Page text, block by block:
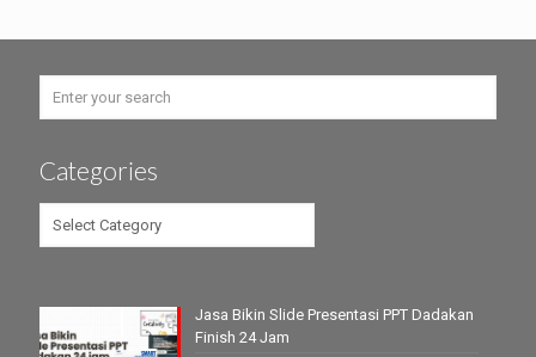
Categories
Jasa Bikin Slide Presentasi PPT Dadakan
Finish 24 Jam